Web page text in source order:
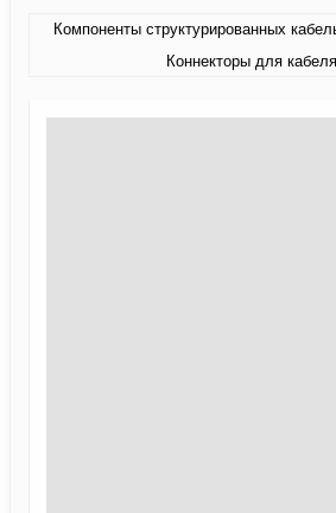
Компоненты структурированных
Коннекторы для кабеля